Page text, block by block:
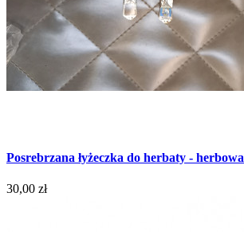
Posrebrzana łyżeczka do herbaty - herbowa
30,00 zł